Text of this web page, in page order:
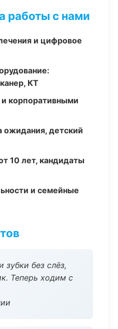
работы с нами
и цифровое
КТ
корпоративными
ожидания, детский
10 лет, кандидаты
и семейные
зубки без слёз,
Теперь ходим с